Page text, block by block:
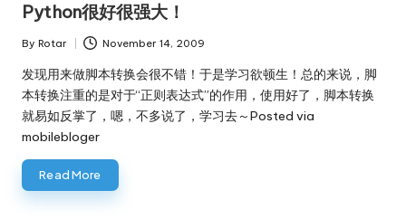
Python很好很强大！
Posted
by
By Rotar November 14, 2009
发现用来做脚本转换会很不错！于是学习欲顿生！总的来说，脚
本转换注重的是对于“正则表达式”的作用，使用好了，脚本转换
就易如反掌了，嗯，不多说了，学习去～Posted via
mobilebloger
Read More